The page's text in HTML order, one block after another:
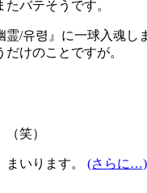
バテそうです。
/유령』に一球入魂し
けのことですが。
笑）
まいります。 (さらに…)